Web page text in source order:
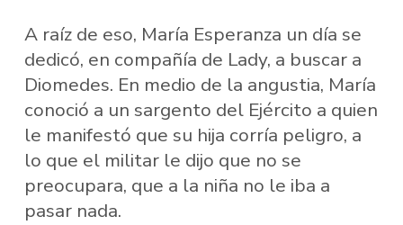
A raíz de eso, María Esperanza un día se
dedicó, en compañía de Lady, a buscar a
Diomedes. En medio de la angustia, María
conoció a un sargento del Ejército a quien
le manifestó que su hija corría peligro, a
lo que el militar le dijo que no se
preocupara, que a la niña no le iba a
pasar nada.